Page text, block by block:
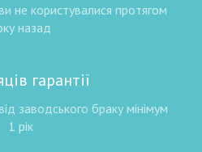
не користувалися протягом
назад
гарантії
заводського браку мінімум
1 рік